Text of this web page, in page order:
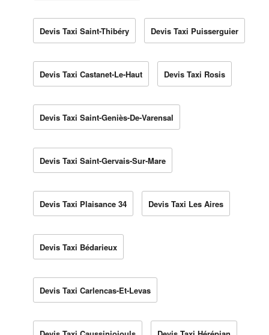
Devis Taxi Saint-Thibéry Devis Taxi Puisserguier
Devis Taxi Castanet-Le-Haut Devis Taxi Rosis
Devis Taxi Saint-Geniès-De-Varensal
Devis Taxi Saint-Gervais-Sur-Mare
Devis Taxi Plaisance 34 Devis Taxi Les Aires
Devis Taxi Bédarieux
Devis Taxi Carlencas-Et-Levas